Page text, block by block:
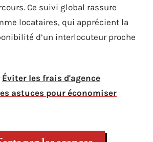
Ce suivi global rassure
locataires, qui apprécient la
d’un interlocuteur proche
Éviter les frais d'agence
astuces pour économiser